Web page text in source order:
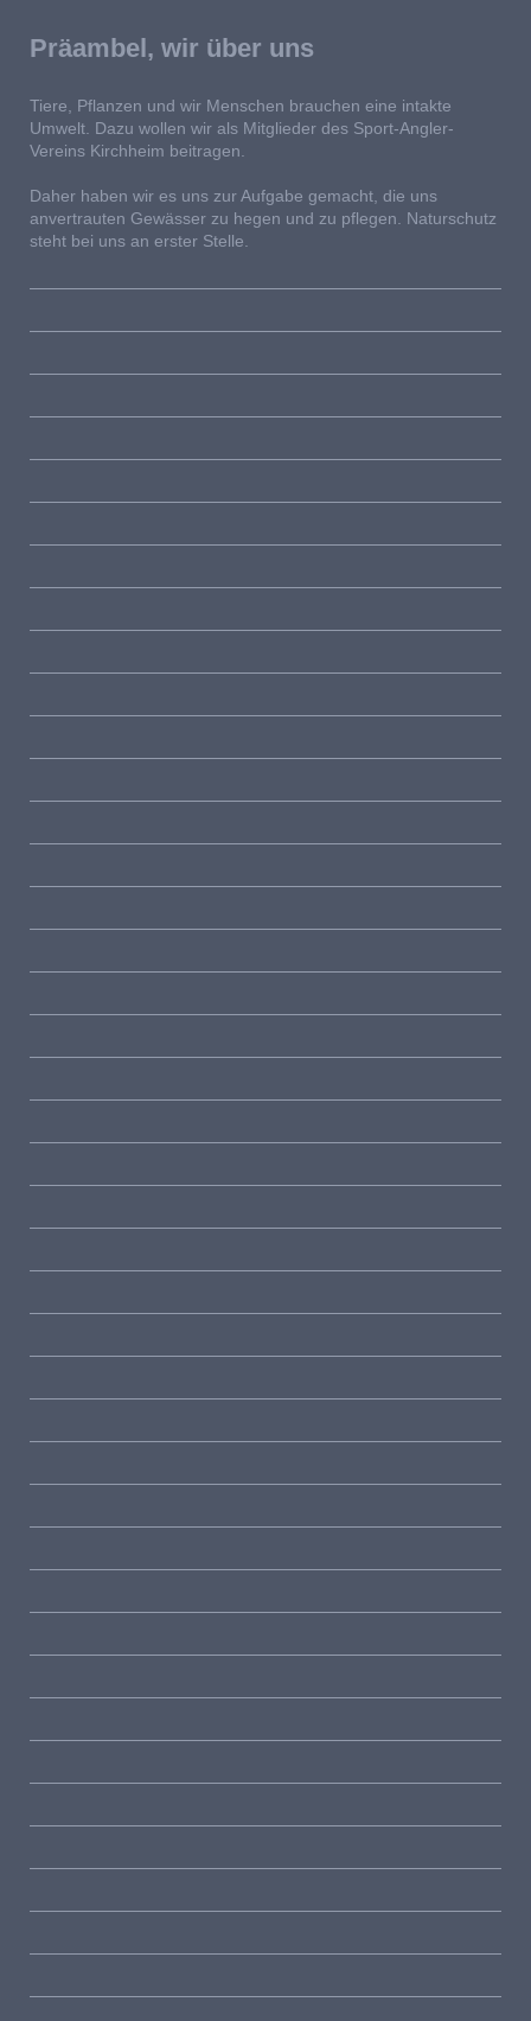
Präambel, wir über uns
Tiere, Pflanzen und wir Menschen brauchen eine intakte
Umwelt. Dazu wollen wir als Mitglieder des Sport-Angler-
Vereins Kirchheim beitragen.
Daher haben wir es uns zur Aufgabe gemacht, die uns
anvertrauten Gewässer zu hegen und zu pflegen. Naturschutz
steht bei uns an erster Stelle.